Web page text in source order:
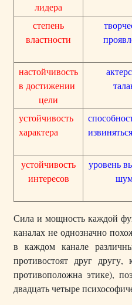
лидера
степень
властности
настойчивость
в достижении
цели
устойчивость
характера
извиняться
устойчивость
интересов
уровень
Сила и мощность каждой
каналах не однозначно
в каждом канале
противостоят друг
противоположна этике),
двадцать четыре